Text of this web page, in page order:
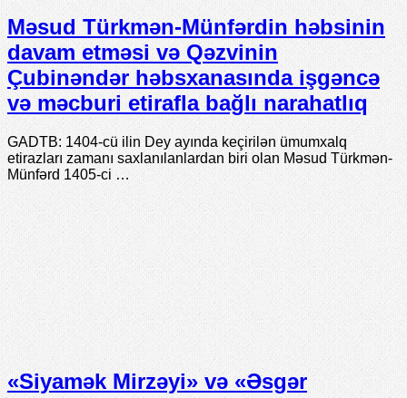
Məsud Türkmən-Münfərdin həbsinin
davam etməsi və Qəzvinin
Çubinəndər həbsxanasında işgəncə
və məcburi etirafla bağlı narahatlıq
GADTB: 1404-cü ilin Dey ayında keçirilən ümumxalq
etirazları zamanı saxlanılanlardan biri olan Məsud Türkmən-
Münfərd 1405-ci …
«Siyamək Mirzəyi» və «Əsgər